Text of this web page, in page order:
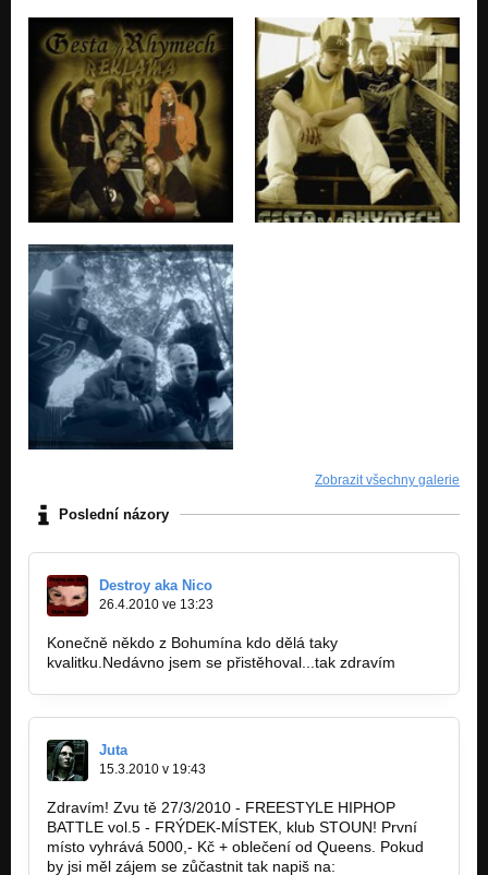
Zobrazit všechny galerie
Poslední názory
Destroy aka Nico
26.4.2010 ve 13:23
Konečně někdo z Bohumína kdo dělá taky
kvalitku.Nedávno jsem se přistěhoval...tak zdravím
Juta
15.3.2010 v 19:43
Zdravím! Zvu tě 27/3/2010 - FREESTYLE HIPHOP
BATTLE vol.5 - FRÝDEK-MÍSTEK, klub STOUN! První
místo vyhrává 5000,- Kč + oblečení od Queens. Pokud
by jsi měl zájem se zůčastnit tak napiš na: